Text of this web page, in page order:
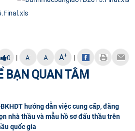
0 | A- A A+ |
BẠN QUAN TÂM
hướng dẫn việc cung cấp, đăng
nhà thầu và mẫu hồ sơ đấu thầu trên
quốc gia